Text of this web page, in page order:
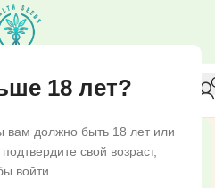
18 лет?
вам должно быть 18 лет или
свой возраст,
войти.